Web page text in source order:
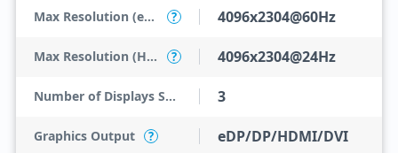
Max Resolution (eDP - Integrated Flat Panel) ? 4096x2304@60Hz
Max Resolution (HDMI) ? 4096x2304@24Hz
Number of Displays Supported 3
Graphics Output ? eDP/DP/HDMI/DVI